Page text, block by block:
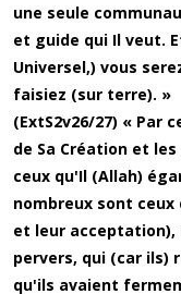
une seule
et guide qui Il veut.
Universel,) vous
faisiez (sur terre). »
(ExtS2v26/27) « Par
de Sa Création et
ceux qu'Il (Allah)
nombreux sont
et leur acceptation),
pervers, qui (car ils)
qu'ils avaient